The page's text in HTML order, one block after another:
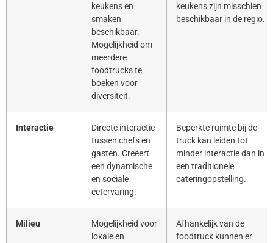
keukens en
smaken
beschikbaar.
Mogelijkheid om
meerdere
foodtrucks te
boeken voor
diversiteit.
keukens zijn misschien
beschikbaar in de regio.
Interactie
Directe interactie
tussen chefs en
gasten. Creëert
een dynamische
en sociale
eetervaring.
Beperkte ruimte bij de
truck kan leiden tot
minder interactie dan in
een traditionele
cateringopstelling.
Milieu
Mogelijkheid voor
lokale en
Afhankelijk van de
foodtruck kunnen er